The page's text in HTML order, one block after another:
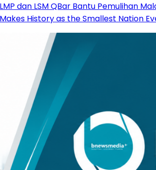
dan LSM QBar Bantu Pemulihan
History as the Smallest Nation